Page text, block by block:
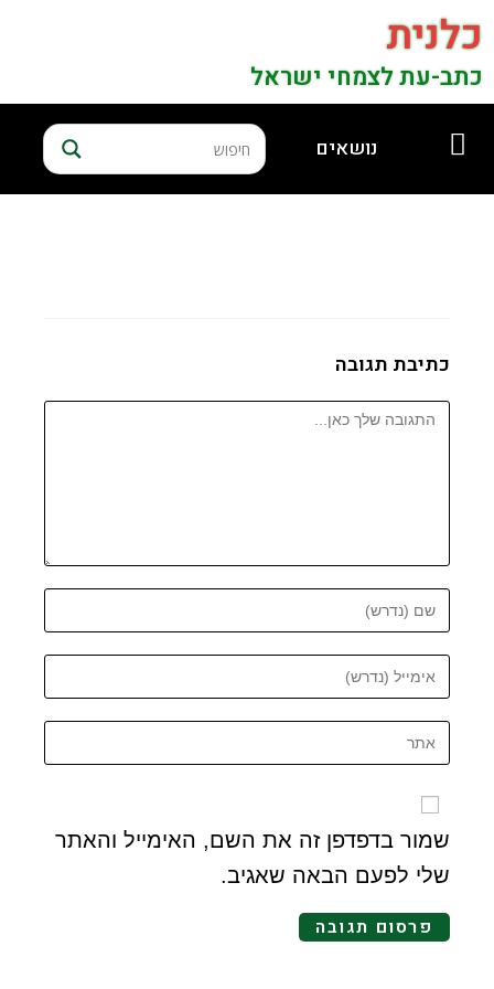
כלנית
כתב-עת לצמחי ישראל
נושאים
כתיבת תגובה
שמור בדפדפן זה את השם, האימייל והאתר
שלי לפעם הבאה שאגיב.